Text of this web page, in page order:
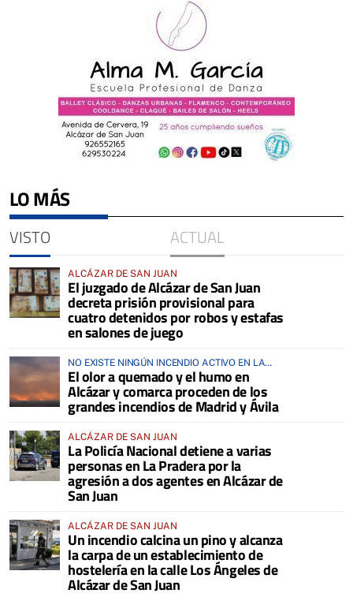
LO MÁS
VISTO ACTUAL
ALCÁZAR DE SAN JUAN
El juzgado de Alcázar de San Juan
decreta prisión provisional para
cuatro detenidos por robos y estafas
en salones de juego
NO EXISTE NINGÚN INCENDIO ACTIVO EN LA
COMARCA
El olor a quemado y el humo en
Alcázar y comarca proceden de los
grandes incendios de Madrid y Ávila
ALCÁZAR DE SAN JUAN
La Policía Nacional detiene a varias
personas en La Pradera por la
agresión a dos agentes en Alcázar de
San Juan
ALCÁZAR DE SAN JUAN
Un incendio calcina un pino y alcanza
la carpa de un establecimiento de
hostelería en la calle Los Ángeles de
Alcázar de San Juan